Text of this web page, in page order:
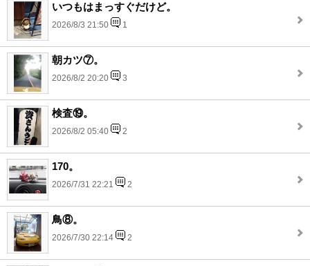
いつもはまっすぐだけど。
2026/8/3 21:50 1
朝カツ⑦。
2026/8/2 20:20 3
検査⑲。
2026/8/2 05:40 2
170。
2026/7/31 22:21 2
鳥⑧。
2026/7/30 22:14 2